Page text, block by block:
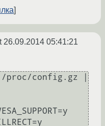
26.09.2014 05:41:21
config.gz |